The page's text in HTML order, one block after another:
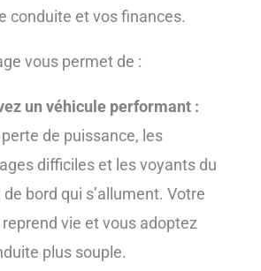
conduite et vos finances.
vous permet de :
un véhicule performant :
de puissance, les
difficiles et les voyants du
bord qui s’allument. Votre
vie et vous adoptez
plus souple.